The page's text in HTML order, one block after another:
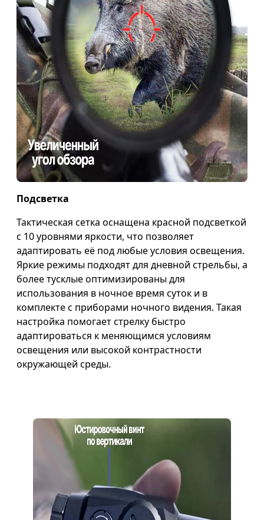
Подсветка
Тактическая сетка оснащена красной подсветкой
с 10 уровнями яркости, что позволяет
адаптировать её под любые условия освещения.
Яркие режимы подходят для дневной стрельбы, а
более тусклые оптимизированы для
использования в ночное время суток и в
комплекте с приборами ночного видения. Такая
настройка помогает стрелку быстро
адаптироваться к меняющимся условиям
освещения или высокой контрастности
окружающей среды.